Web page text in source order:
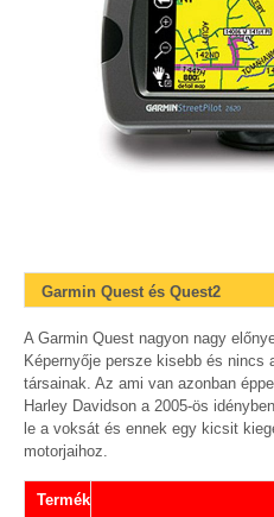
Garmin Quest és Quest2
A Garmin Quest nagyon nagy
Képernyője persze kisebb és nincs
társainak. Az ami van azonban
Harley Davidson a 2005-ös
le a voksát és ennek egy kicsit
motorjaihoz.
Termék